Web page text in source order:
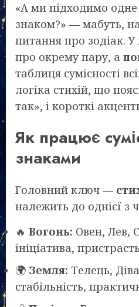
«А ми підходимо
знаком?» — мабуть,
питання про зодіак.
про окрему пару, а
таблиця сумісності
логіка стихій, що
так», і короткі
Як працює
знаками
Головний ключ —
належить до однієї з
🔥 Вогонь: Овен, Лев,
ініціатива,
🌍 Земля: Телець,
стабільність,